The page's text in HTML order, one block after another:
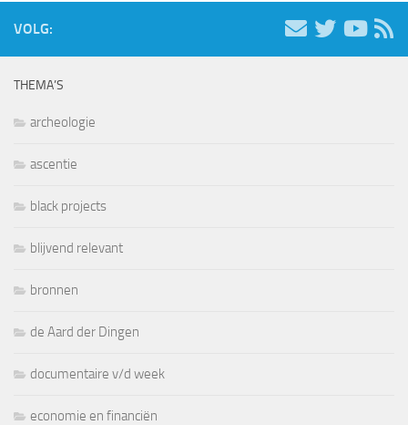
VOLG:
THEMA’S
archeologie
ascentie
black projects
blijvend relevant
bronnen
de Aard der Dingen
documentaire v/d week
economie en financiën